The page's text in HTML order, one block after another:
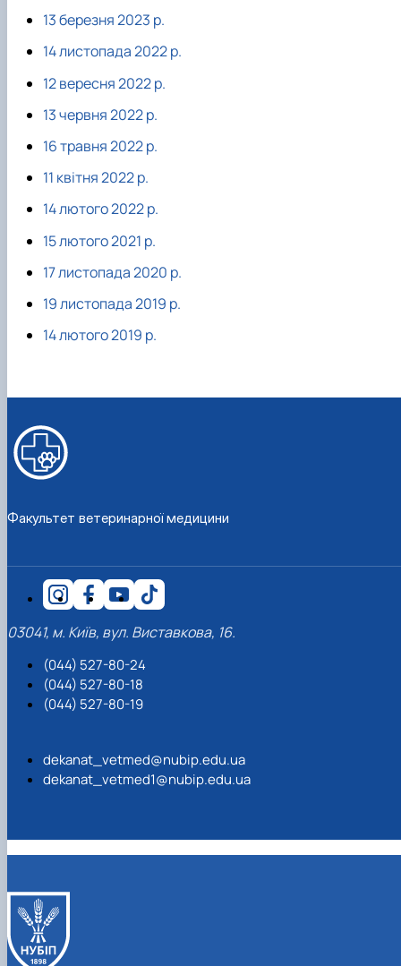
13 березня 2023 р.
14 листопада 2022 р.
12 вересня 2022 р.
13 червня 2022 р.
16 травня 2022 р.
11 квітня 2022 р.
14 лютого 2022 р.
15 лютого 2021 р.
17 листопада 2020 р.
19 листопада 2019 р.
14 лютого 2019 р.
Факультет ветеринарної медицини
03041, м. Київ, вул. Виставкова, 16.
(044) 527-80-24
(044) 527-80-18
(044) 527-80-19
dekanat_vetmed@nubip.edu.ua
dekanat_vetmed1@nubip.edu.ua